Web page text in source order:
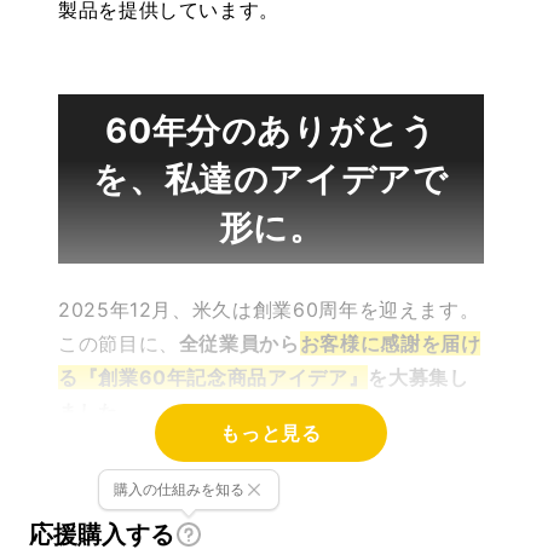
製品を提供しています。
60年分のありがとう
を、私達のアイデアで
形に。
2025年12月、米久は創業60周年を迎えます。
この節目に、 全従業員から お客様に感謝を届け
る『創業60年記念商品アイデア』 を大募集し
従業員一人一人の”60年分の感謝をカタチにし
たい想い” と”米久愛”
もっと見る
応援購入する
購入の仕組みを知る